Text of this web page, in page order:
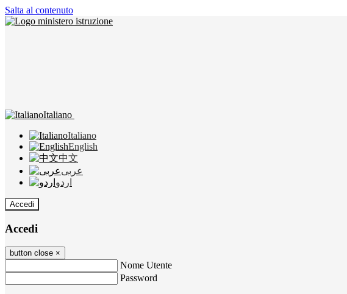
Salta al contenuto
Italiano
Italiano
English
中文
عربى
اردو
Accedi
Accedi
button close ×
Nome Utente
Password